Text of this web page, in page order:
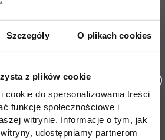
Szczegóły O plikach cookies
z plików cookie
cookie do spersonalizowania treści
funkcje społecznościowe i
witrynie. Informacje o tym, jak
udostępniamy partnerom